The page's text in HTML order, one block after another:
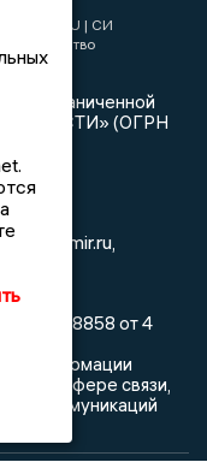
| СИ
агентство
с ограниченной
НОВОСТИ» (ОГРН
,
ФС77-78858 от 4
информации
в сфере связи,
коммуникаций